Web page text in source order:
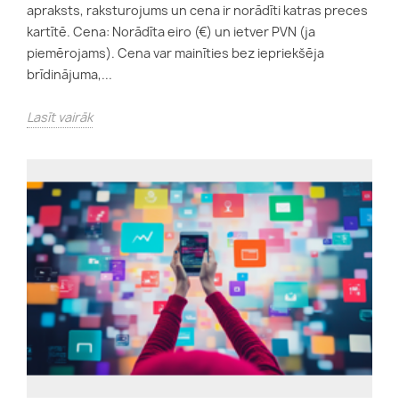
apraksts, raksturojums un cena ir norādīti katras preces
kartītē. Cena: Norādīta eiro (€) un ietver PVN (ja
piemērojams). Cena var mainīties bez iepriekšēja
brīdinājuma,...
Lasīt vairāk